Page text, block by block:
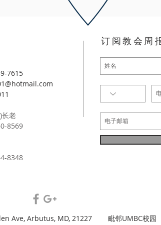
7615
长老
8569
8348
订阅教会周
Ave, Arbutus, MD, 21227 毗邻UMBC校园